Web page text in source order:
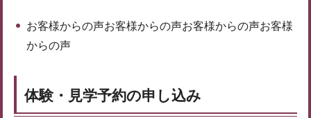
お客様からの声お客様からの声お客様からの声お客様
からの声
体験・見学予約の申し込み